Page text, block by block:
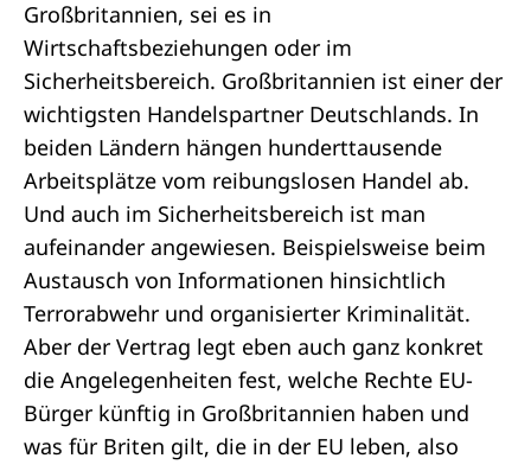
Großbritannien, sei es in
Wirtschaftsbeziehungen oder im
Sicherheitsbereich. Großbritannien ist einer der
wichtigsten Handelspartner Deutschlands. In
beiden Ländern hängen hunderttausende
Arbeitsplätze vom reibungslosen Handel ab.
Und auch im Sicherheitsbereich ist man
aufeinander angewiesen. Beispielsweise beim
Austausch von Informationen hinsichtlich
Terrorabwehr und organisierter Kriminalität.
Aber der Vertrag legt eben auch ganz konkret
die Angelegenheiten fest, welche Rechte EU-
Bürger künftig in Großbritannien haben und
was für Briten gilt, die in der EU leben, also